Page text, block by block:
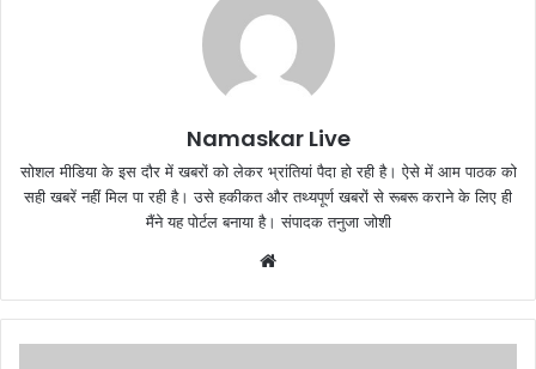
Namaskar Live
सोशल मीडिया के इस दौर में खबरों को लेकर भ्रांतियां पैदा हो रही है। ऐसे में आम पाठक को
सही खबरें नहीं मिल पा रही है। उसे हकीकत और तथ्यपूर्ण खबरों से रूबरू कराने के लिए ही
मैंने यह पोर्टल बनाया है। संपादक तनुजा जोशी
b
s